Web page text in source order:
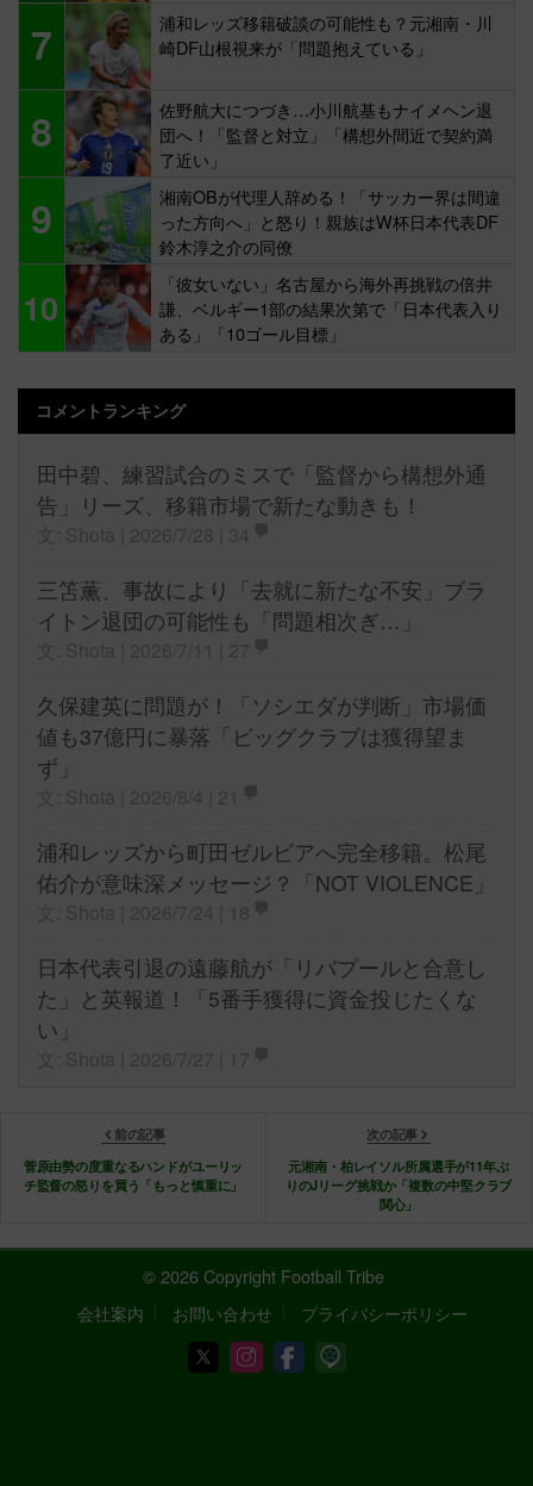
7
浦和レッズ移籍破談の可能性も？元湘南・川
崎DF山根視来が「問題抱えている」
8
佐野航大につづき…小川航基もナイメヘン退
団へ！「監督と対立」「構想外間近で契約満
了近い」
9
湘南OBが代理人辞める！「サッカー界は間違
った方向へ」と怒り！親族はW杯日本代表DF
鈴木淳之介の同僚
10
「彼女いない」名古屋から海外再挑戦の倍井
謙、ベルギー1部の結果次第で「日本代表入り
ある」「10ゴール目標」
コメントランキング
田中碧、練習試合のミスで「監督から構想外通
告」リーズ、移籍市場で新たな動きも！
三笘薫、事故により「去就に新たな不安」ブラ
イトン退団の可能性も「問題相次ぎ…」
久保建英に問題が！「ソシエダが判断」市場価
値も37億円に暴落「ビッグクラブは獲得望ま
ず」
浦和レッズから町田ゼルビアへ完全移籍。松尾
佑介が意味深メッセージ？「NOT VIOLENCE」
日本代表引退の遠藤航が「リバプールと合意し
た」と英報道！「5番手獲得に資金投じたくな
い」
前の記事
菅原由勢の度重なるハンドがユーリッ
チ監督の怒りを買う「もっと慎重に」
次の記事
元湘南・柏レイソル所属選手が11年ぶ
りのJリーグ挑戦か「複数の中堅クラブ
関心」
© 2026 Copyright Football Tribe
会社案内
お問い合わせ プライバシーポリシー